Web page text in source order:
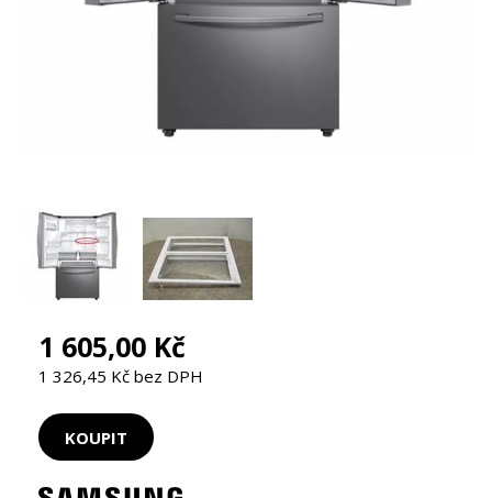
1 605,00 Kč
1 326,45 Kč bez DPH